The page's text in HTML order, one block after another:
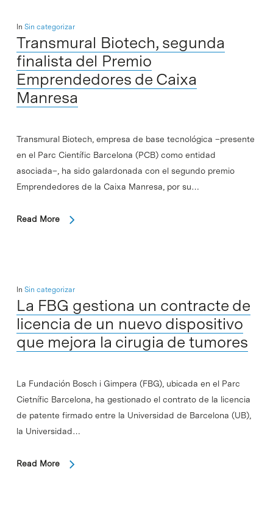
In Sin categorizar
Transmural Biotech, segunda
finalista del Premio
Emprendedores de Caixa
Manresa
Transmural Biotech, empresa de base tecnológica –presente
en el Parc Científic Barcelona (PCB) como entidad
asociada–, ha sido galardonada con el segundo premio
Emprendedores de la Caixa Manresa, por su…
Read More
In Sin categorizar
La FBG gestiona un contracte de
licencia de un nuevo dispositivo
que mejora la cirugia de tumores
La Fundación Bosch i Gimpera (FBG), ubicada en el Parc
Cietnífic Barcelona, ha gestionado el contrato de la licencia
de patente firmado entre la Universidad de Barcelona (UB),
la Universidad…
Read More